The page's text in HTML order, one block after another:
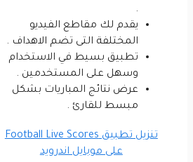
.
يقدم لك مقاطع الفيديو
المختلفة التى تضم الاهداف .
تطبيق بسيط في الاستخدام
وسهل على المستخدمين .
عرض نتائج المباريات بشكل
مبسط للقارئ .
تنزيل تطبيق Football Live Scores
على موبايل اندرويد